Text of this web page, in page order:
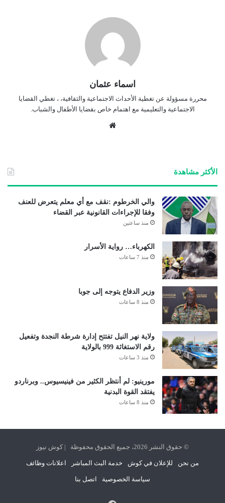
اسماء عثمان
محررة مسؤولة عن تغطية الأحداث الاجتماعية والثقافية، ، تغطي القضايا
الاجتماعية والتعليمية مع اهتمام خاص بقضايا الأطفال والشباب.
الأكثر مشاهدة
والي الخرطوم :نقف مع أي معلم يتعرض للعنف
وفقا للإجراءات القانونية عبر القضاء
منذ ساعتين
الكهرباء… رواية الأسرار
منذ 7 ساعات
وزير الدفاع يتوجه إلى جوبا
منذ 8 ساعات
ولاية نهر النيل تفتتح إدارة شرطة النجدة وتفعيل
رقم الاستغاثة 999 بالولاية
منذ 3 ساعات
مورينيو: لم أنتظر الكثير من فينيسيوس.. وبرناردو
يفتقد القوة البدنية
منذ 8 ساعات
© حقوق النشر 2026، جميع الحقوق محفوظة | كوش نيوز
من نحن للإعلان في كوش خدمة البث المباشر اعلانات وظائف
سياسة الخصوصية اتصل بنا